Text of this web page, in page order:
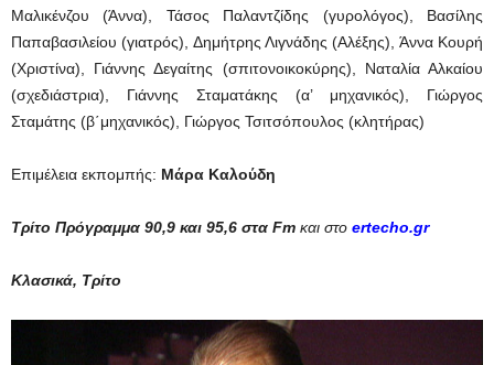
Μαλικένζου (Άννα), Τάσος Παλαντζίδης (γυρολόγος), Βασίλης
Παπαβασιλείου (γιατρός), Δημήτρης Λιγνάδης (Αλέξης), Άννα Κουρή
(Χριστίνα), Γιάννης Δεγαίτης (σπιτονοικοκύρης), Ναταλία Αλκαίου
(σχεδιάστρια), Γιάννης Σταματάκης (α’ μηχανικός), Γιώργος
Σταμάτης (β΄μηχανικός), Γιώργος Τσιτσόπουλος (κλητήρας)
Επιμέλεια εκπομπής: Μάρα Καλούδη
Τρίτο Πρόγραμμα 90,9 και 95,6 στα Fm και στο ertecho.gr
Κλασικά, Τρίτο